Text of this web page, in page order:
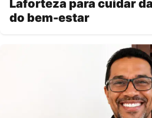
Laforteza para cuidar
do bem-estar